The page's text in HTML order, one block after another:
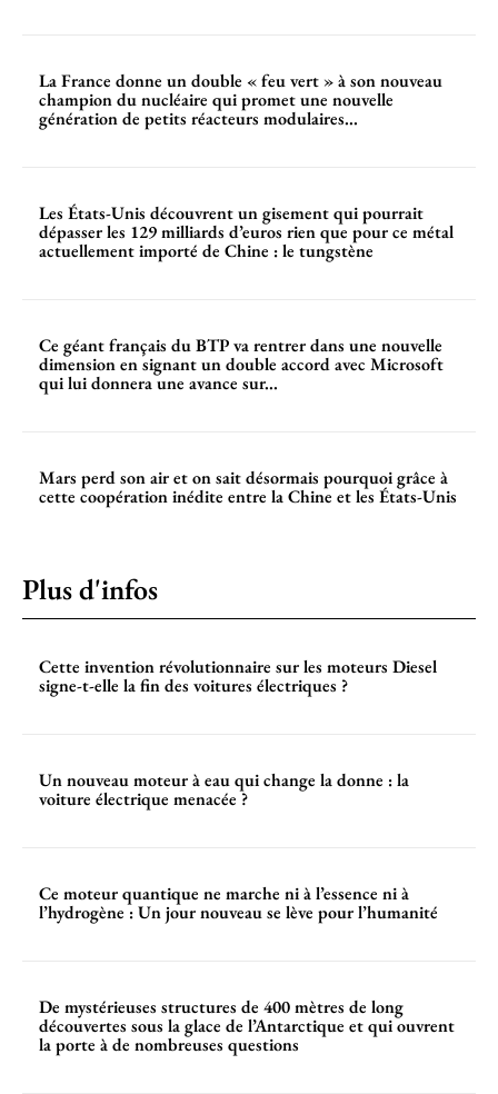
La France donne un double « feu vert » à son nouveau
champion du nucléaire qui promet une nouvelle
génération de petits réacteurs modulaires...
Les États-Unis découvrent un gisement qui pourrait
dépasser les 129 milliards d’euros rien que pour ce métal
actuellement importé de Chine : le tungstène
Ce géant français du BTP va rentrer dans une nouvelle
dimension en signant un double accord avec Microsoft
qui lui donnera une avance sur...
Mars perd son air et on sait désormais pourquoi grâce à
cette coopération inédite entre la Chine et les États-Unis
Plus d'infos
Cette invention révolutionnaire sur les moteurs Diesel
signe-t-elle la fin des voitures électriques ?
Un nouveau moteur à eau qui change la donne : la
voiture électrique menacée ?
Ce moteur quantique ne marche ni à l’essence ni à
l’hydrogène : Un jour nouveau se lève pour l’humanité
De mystérieuses structures de 400 mètres de long
découvertes sous la glace de l’Antarctique et qui ouvrent
la porte à de nombreuses questions